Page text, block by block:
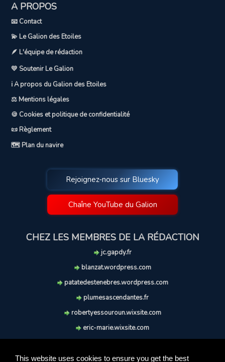
This website uses cookies to ensure you get the best
A PROPOS
📧 Contact
💫 Le Galion des Etoiles
🪶 L'équipe de rédaction
💛 Soutenir Le Galion
ℹ️ A propos du Galion des Etoiles
⚖️ Mentions légales
🍪 Cookies et politique de confidentialité
📜 Règlement
🗺️ Plan du navire
Rejoignez-nous sur Bluesky
Chaîne YouTube du Galion
CHEZ LES MEMBRES DE LA RÉDACTION
jc.gapdy.fr
blanzat.wordpress.com
patatedestenebres.wordpress.com
plumesascendantes.fr
robertyessouroun.wixsite.com
eric-marie.wixsite.com
soufflereve.blogspot.com